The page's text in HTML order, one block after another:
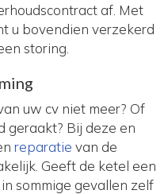
af. Met
u bovendien verzekerd
storing.
uw cv niet meer? Of
geraakt? Bij deze en
reparatie van de
Geeft de ketel een
sommige gevallen zelf